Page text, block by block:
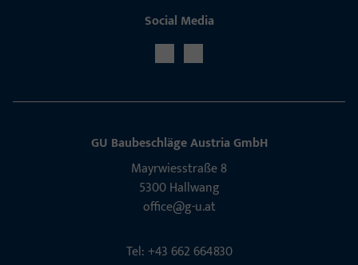
Social Media
GU Baubeschläge Aus­tria GmbH
Mayrwies­straße 8
5300 Hall­wang
office@g-u.at
Tel: +43 662 664830